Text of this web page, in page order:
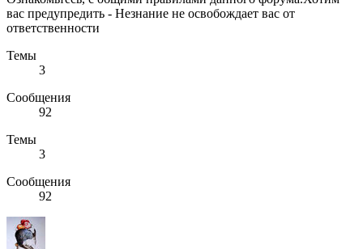
вас предупредить - Незнание не освобождает вас от
ответственности
Темы
3
Сообщения
92
Темы
3
Сообщения
92